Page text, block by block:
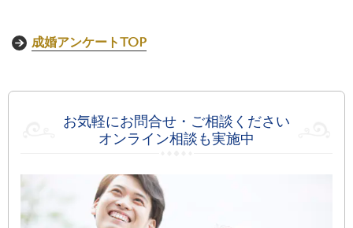
成婚アンケートTOP
お気軽にお問合せ・ご相談ください
オンライン相談も実施中